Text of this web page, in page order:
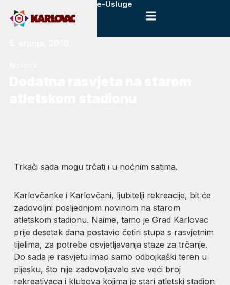
e-Usluge
Trkači sada mogu trčati i u noćnim satima.
Karlovčanke i Karlovčani, ljubitelji rekreacije, bit će
zadovoljni posljednjom novinom na starom
atletskom stadionu. Naime, tamo je Grad Karlovac
prije desetak dana postavio četiri stupa s rasvjetnim
tijelima, za potrebe osvjetljavanja staze za trčanje.
Do sada je rasvjetu imao samo odbojkaški teren u
pijesku, što nije zadovoljavalo sve veći broj
rekreativaca i klubova kojima je stari atletski stadion